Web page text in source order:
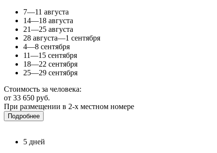
7—11 августа
14—18 августа
21—25 августа
28 августа—1 сентября
4—8 сентября
11—15 сентября
18—22 сентября
25—29 сентября
Стоимость за человека:
от 33 650 руб.
При размещении в 2-х местном номере
Подробнее
5 дней